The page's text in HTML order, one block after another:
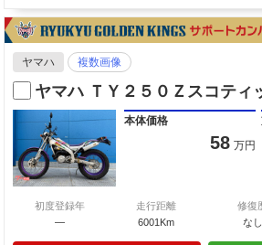
ヤマハ 複数画像
ヤマハ ＴＹ２５０Ｚスコティ
本体価格
58 万円
初度登録年
―
走行距離
6001Km
修復
なし